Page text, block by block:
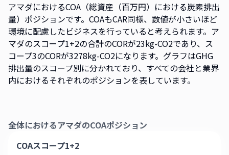
アマダにおけるCOA（総資産（百万円）における炭素排出
量）ポジションです。COAもCAR同様、数値が小さいほど
環境に配慮したビジネスを行っていると考えられます。ア
マダのスコープ1+2の合計のCORが23kg-CO2であり、ス
コープ3のCORが3278kg-CO2になります。グラフはGHG
排出量のスコープ別に分かれており、すべての会社と業界
内におけるそれぞれのポジションを表しています。
全体におけるアマダのCOAポジション
COAスコープ1+2